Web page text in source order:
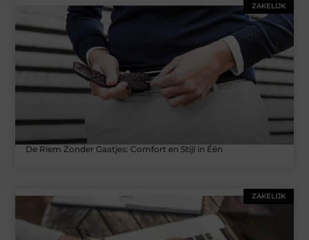
ZAKELIJK
De Riem Zonder Gaatjes: Comfort en Stijl in Één
ZAKELIJK